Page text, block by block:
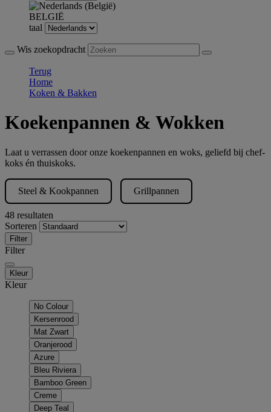
BELGIË
taal
Wis zoekopdracht
Terug
Home
Koken & Bakken
Koekenpannen & Wokken
Laat u verrassen door onze koekenpannen en woks, geliefd bij chef-
koks én thuiskoks.
Steel & Kookpannen Grillpannen
48 resultaten
Sorteren
Filter
Filter
Kleur
Kleur
No Colour
Kersenrood
Mat Zwart
Oranjerood
Azure
Bleu Riviera
Bamboo Green
Creme
Deep Teal